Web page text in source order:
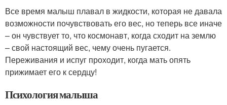
Все время малыш плавал в жидкости, которая не давала
возможности почувствовать его вес, но теперь все иначе
– он чувствует то, что космонавт, когда сходит на землю
– свой настоящий вес, чему очень пугается.
Переживания и испуг проходит, когда мать опять
прижимает его к сердцу!
Психология малыша